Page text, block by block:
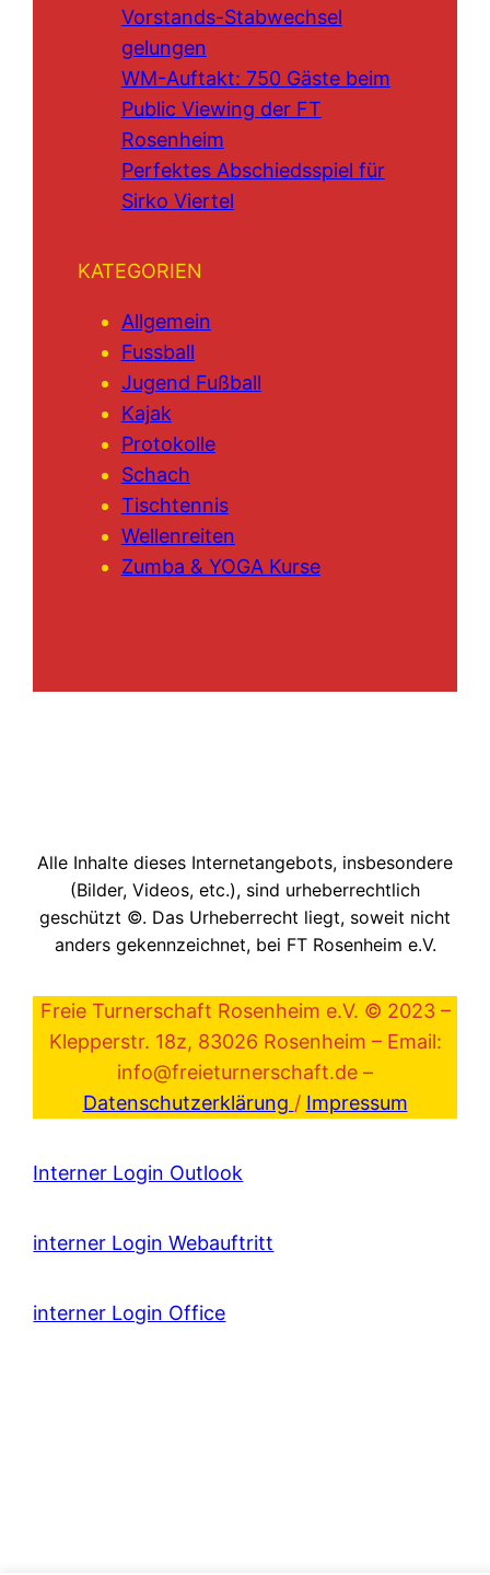
Vorstands-Stabwechsel
gelungen
WM-Auftakt: 750 Gäste beim
Public Viewing der FT
Rosenheim
Perfektes Abschiedsspiel für
Sirko Viertel
KATEGORIEN
Allgemein
Fussball
Jugend Fußball
Kajak
Protokolle
Schach
Tischtennis
Wellenreiten
Zumba & YOGA Kurse
Alle Inhalte dieses Internetangebots, insbesondere
(Bilder, Videos, etc.), sind urheberrechtlich
geschützt ©. Das Urheberrecht liegt, soweit nicht
anders gekennzeichnet, bei FT Rosenheim e.V.
Freie Turnerschaft Rosenheim e.V. © 2023 –
Klepperstr. 18z, 83026 Rosenheim – Email:
info@freieturnerschaft.de –
Datenschutzerklärung / Impressum
Interner Login Outlook
interner Login Webauftritt
interner Login Office